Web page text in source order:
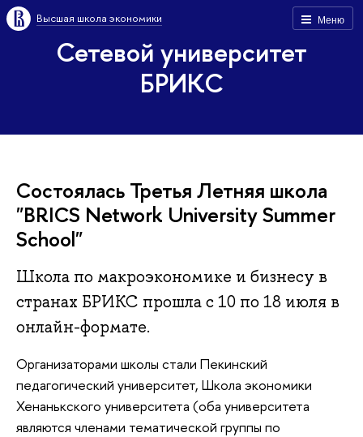
Меню
Высшая школа экономики
Сетевой университет
БРИКС
Состоялась Третья Летняя школа
"BRICS Network University Summer
School"
Школа по макроэкономике и бизнесу в
странах БРИКС прошла с 10 по 18 июля в
онлайн-формате.
Организаторами школы стали Пекинский
педагогический университет, Школа экономики
Хенанькского университета (оба университета
являются членами тематической группы по